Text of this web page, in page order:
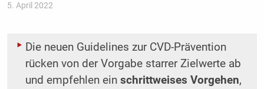
5. April 2022
Die neuen Guidelines zur CVD-Prävention
rücken von der Vorgabe starrer Zielwerte ab
und empfehlen ein schrittweises Vorgehen,